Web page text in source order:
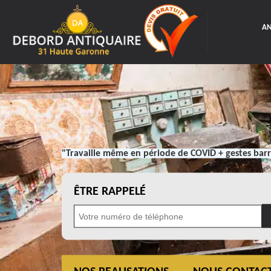
"Travaille même en période de COVID + gestes
ÊTRE RAPPELÉ